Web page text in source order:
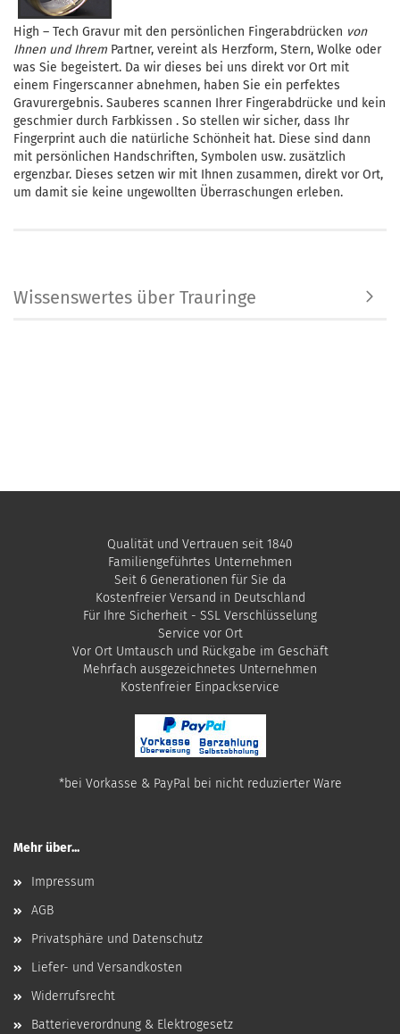
High – Tech Gravur mit den persönlichen Fingerabdrücken von
Ihnen und Ihrem Partner, vereint als Herzform, Stern, Wolke oder
was Sie begeistert. Da wir dieses bei uns direkt vor Ort mit
einem Fingerscanner abnehmen, haben Sie ein perfektes
Gravurergebnis. Sauberes scannen Ihrer Fingerabdrücke und kein
geschmier durch Farbkissen . So stellen wir sicher, dass Ihr
Fingerprint auch die natürliche Schönheit hat. Diese sind dann
mit persönlichen Handschriften, Symbolen usw. zusätzlich
ergenzbar. Dieses setzen wir mit Ihnen zusammen, direkt vor Ort,
um damit sie keine ungewollten Überraschungen erleben.
Wissenswertes über Trauringe
Qualität und Vertrauen seit 1840
Familiengeführtes Unternehmen
Seit 6 Generationen für Sie da
Kostenfreier Versand in Deutschland
Für Ihre Sicherheit - SSL Verschlüsselung
Service vor Ort
Vor Ort Umtausch und Rückgabe im Geschäft
Mehrfach ausgezeichnetes Unternehmen
​Kostenfreier Einpackservice
*bei Vorkasse & PayPal bei nicht reduzierter Ware
Mehr über...
Impressum
AGB
Privatsphäre und Datenschutz
Liefer- und Versandkosten
Widerrufsrecht
Batterieverordnung & Elektrogesetz